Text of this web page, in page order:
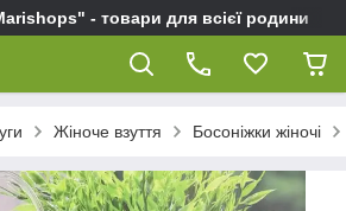
- товари для всієї родини
Жіноче взуття Босоніжки жіночі